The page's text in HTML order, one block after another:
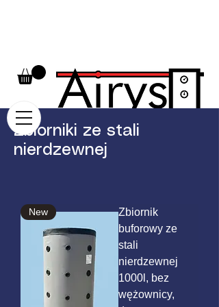
Zbiorniki ze stali
nierdzewnej
New
Zbiornik
buforowy ze
stali
nierdzewnej
1000l, bez
wężownicy,